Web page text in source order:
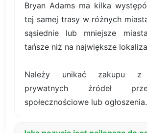
Bryan Adams ma kilka
tej samej trasy w różnych
sąsiednie lub mniejsze
tańsze niż na największe
Należy unikać zakupu z
prywatnych źródeł
społecznościowe lub ogłoszenia.